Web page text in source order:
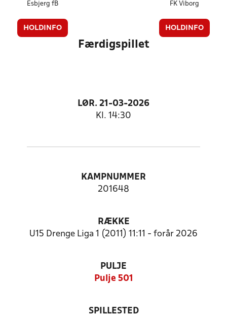
Esbjerg fB
HOLDINFO
FK Viborg
HOLDINFO
Færdigspillet
LØR. 21-03-2026
Kl. 14:30
KAMPNUMMER
201648
RÆKKE
U15 Drenge Liga 1 (2011) 11:11 - forår 2026
PULJE
Pulje 501
SPILLESTED